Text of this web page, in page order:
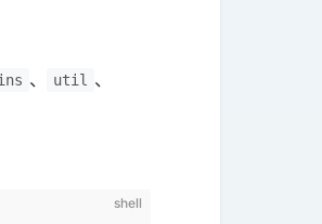
、 util 、
shell